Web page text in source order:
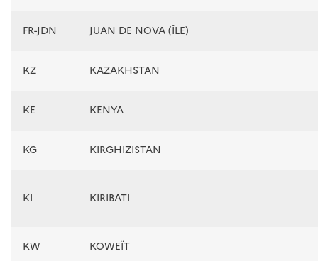
FR-JDN JUAN DE NOVA (ÎLE)
KZ KAZAKHSTAN
KE KENYA
KG KIRGHIZISTAN
KI KIRIBATI
KW KOWEÏT